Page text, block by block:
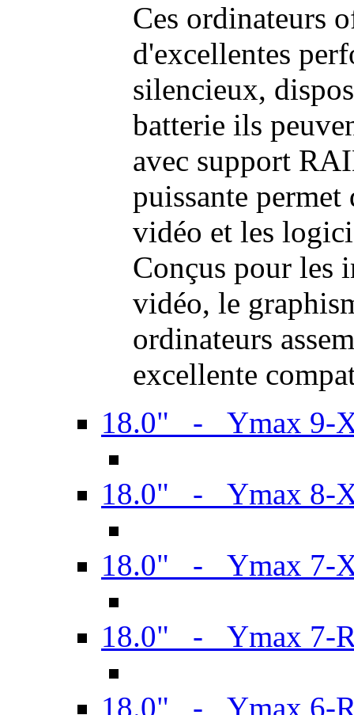
Ces ordinateurs
d'excellentes
silencieux,
batterie ils
avec support
puissante permet
vidéo et les
Conçus pour les
vidéo, le
ordinateurs
excellente
18.0" - Ymax 9-
18.0" - Ymax 8-
18.0" - Ymax 7-
18.0" - Ymax 7-
18.0" - Ymax 6-